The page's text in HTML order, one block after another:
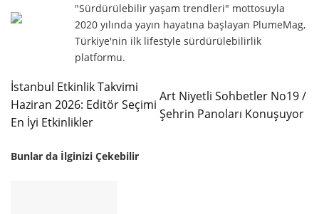
"Sürdürülebilir yaşam trendleri" mottosuyla
2020 yılında yayın hayatına başlayan PlumeMag,
Türkiye'nin ilk lifestyle sürdürülebilirlik
platformu.
İstanbul Etkinlik Takvimi
Haziran 2026: Editör Seçimi
En İyi Etkinlikler
Art Niyetli Sohbetler No19 /
Şehrin Panoları Konuşuyor
Bunlar da İlginizi Çekebilir